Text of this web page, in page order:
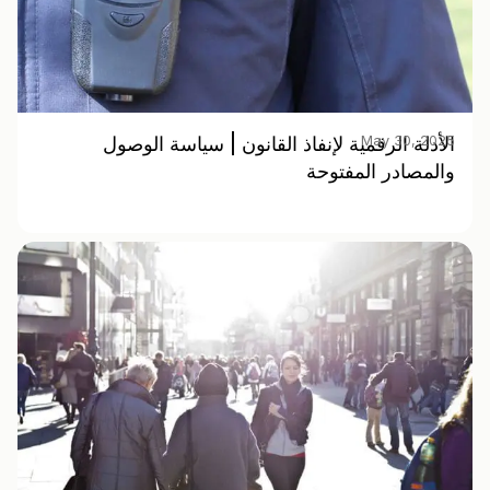
الأدلة الرقمية لإنفاذ القانون | سياسة الوصول
والمصادر المفتوحة
May 30, 2025